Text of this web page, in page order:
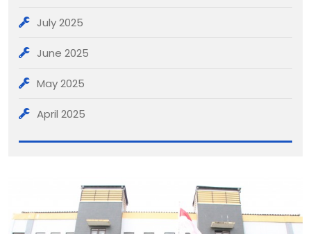
July 2025
June 2025
May 2025
April 2025